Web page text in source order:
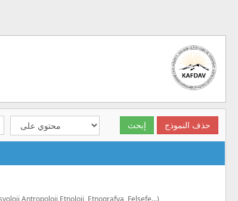
Etnografya, Felsefe...)